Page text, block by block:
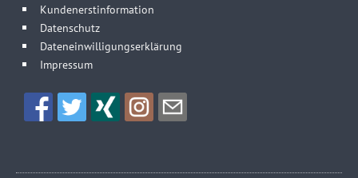
Kundenerstinformation
Datenschutz
Dateneinwilligungserklärung
Impressum